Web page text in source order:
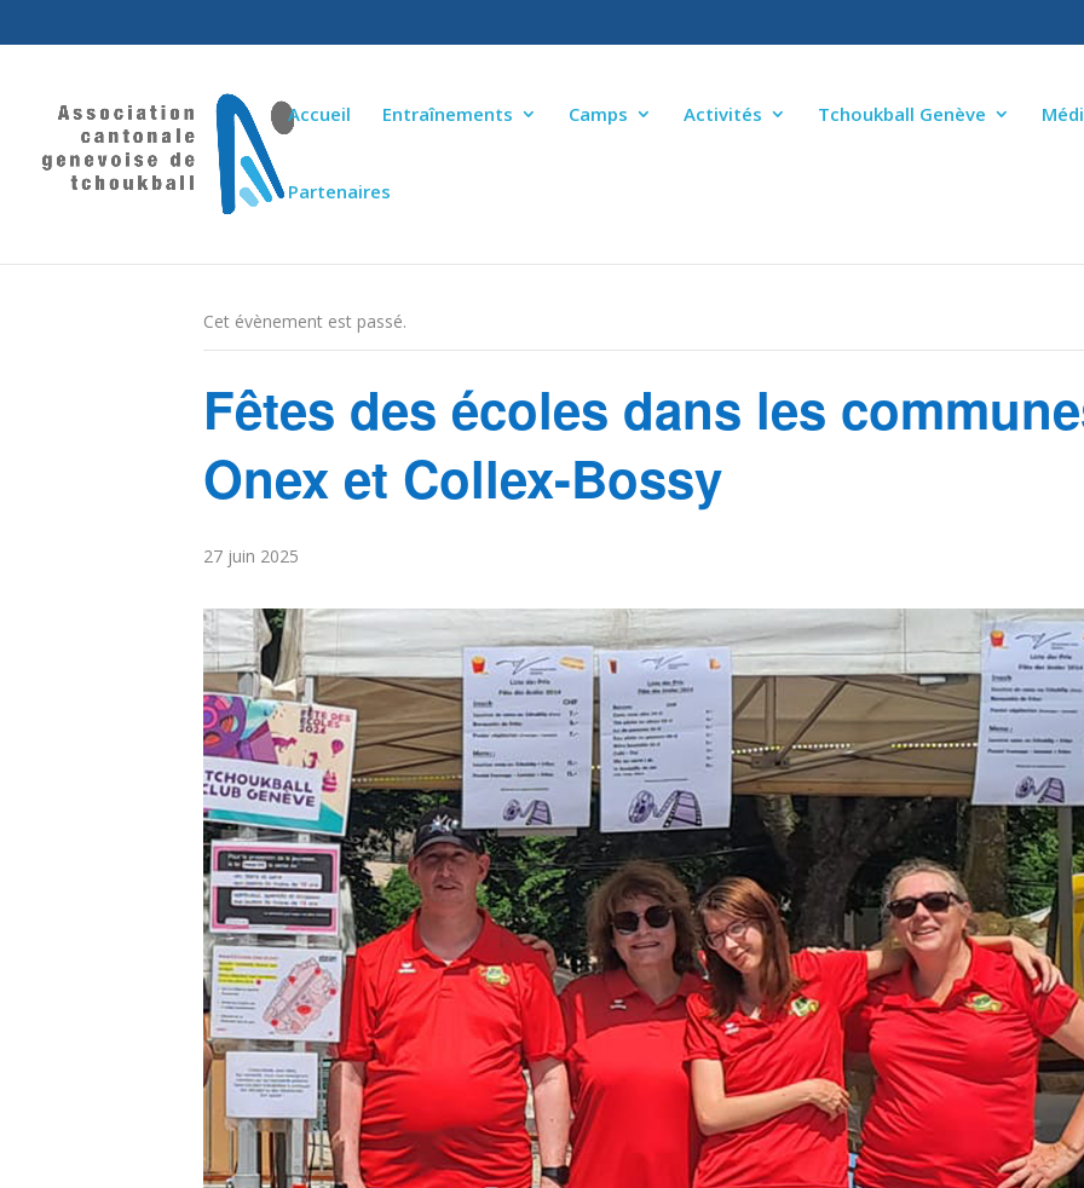
Accueil Entraînements Camps Activités Tchoukball Genève
Partenaires
Cet évènement est passé.
Fêtes des écoles dans les
Onex et Collex-Bossy
27 juin 2025